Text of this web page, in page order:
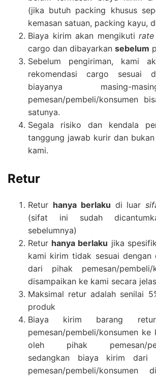
(jika butuh packing khusus
kemasan satuan, packing kayu,
Biaya kirim akan mengikutirate
cargo dan dibayarkan sebelum
Sebelum pengiriman, kami
rekomendasi cargo sesuai
biayanya masing-
pemesan/pembeli/konsumen
satunya.
Segala risiko dan kendala
tanggung jawab kurir dan
kami.
Retur
Retur hanya berlaku di luar
(sifat ini sudah
sebelumnya)
Retur hanya berlaku jika
kami kirim tidak sesuai dengan
dari pihak pemesan/pembeli/
disampaikan ke kami secara
Maksimal retur adalah senilai
produk
Biaya kirim barang
pemesan/pembeli/konsumen ke
oleh pihak pemesan/
sedangkan biaya kirim dari
pemesan/pembeli/konsumen